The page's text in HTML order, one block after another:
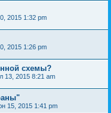
2015 1:32 pm
2015 1:26 pm
схемы?
13, 2015 8:21 am
15, 2015 1:41 pm